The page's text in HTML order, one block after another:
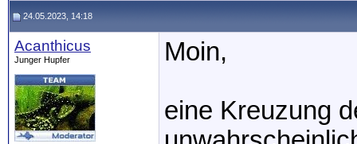
24.05.2023, 14:18
Acanthicus
Junger Hupfer Moin,
eine Kreuzung